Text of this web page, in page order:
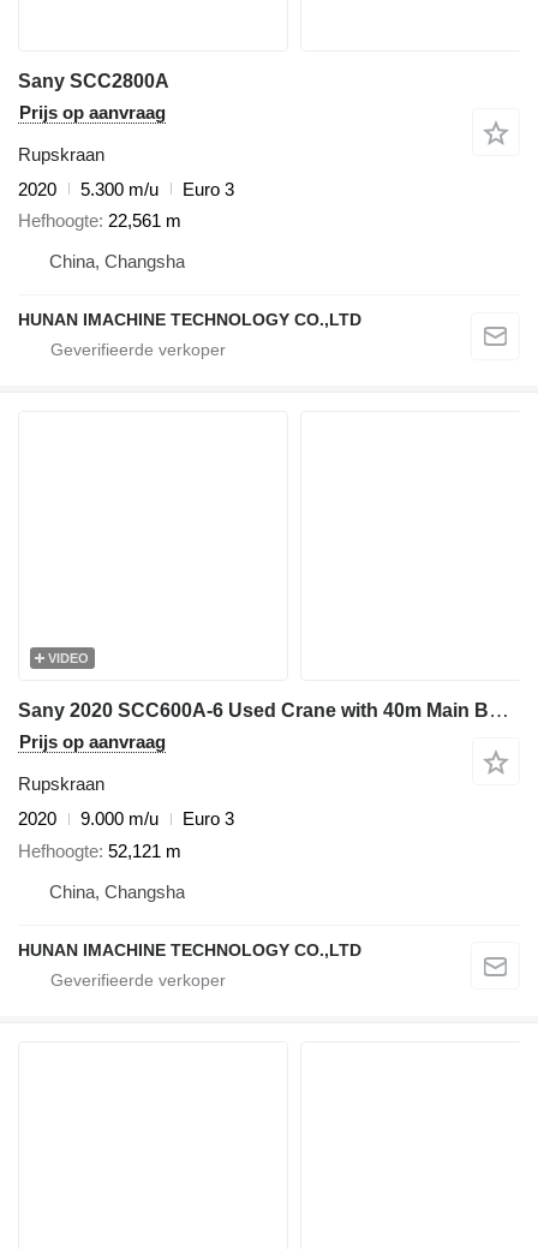
Sany SCC2800A
Prijs op aanvraag
Rupskraan
2020
5.300 m/u
Euro 3
Hefhoogte 22,561 m
China, Changsha
HUNAN IMACHINE TECHNOLOGY CO.,LTD
VIDEO
Sany 2020 SCC600A-6 Used Crane with 40m Main Boom - Includes 45T & 9T
Prijs op aanvraag
Rupskraan
2020
9.000 m/u
Euro 3
Hefhoogte 52,121 m
China, Changsha
HUNAN IMACHINE TECHNOLOGY CO.,LTD